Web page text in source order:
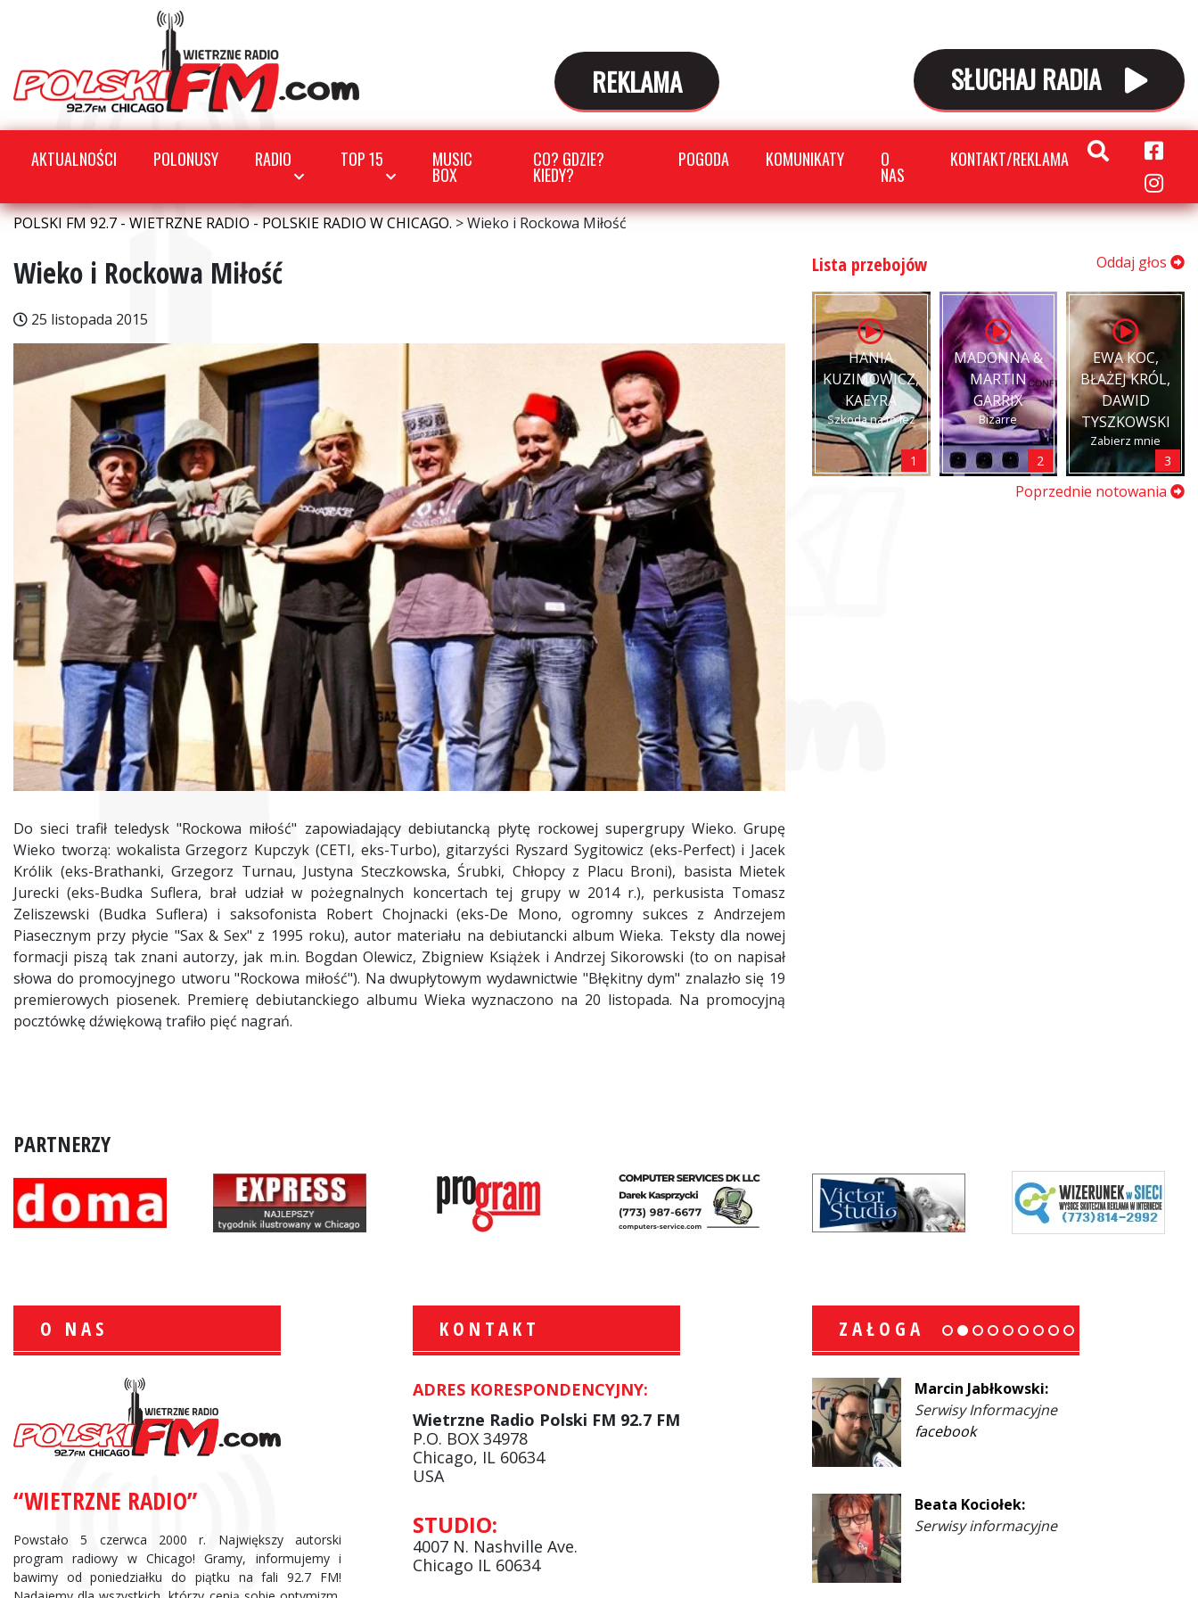
REKLAMA SŁUCHAJ RADIA
AKTUALNOŚCI POLONUSY RADIO TOP 15 MUSIC
BOX
CO? GDZIE?
KIEDY?
POGODA KOMUNIKATY O
NAS
KONTAKT/REKLAMA
POLSKI FM 92.7 - WIETRZNE RADIO - POLSKIE RADIO W CHICAGO.>Wieko i Rockowa Miłość
Wieko i Rockowa Miłość
25 listopada 2015
Do sieci trafił teledysk "Rockowa miłość" zapowiadający debiutancką płytę rockowej supergrupy Wieko. Grupę
Wieko tworzą: wokalista Grzegorz Kupczyk (CETI, eks-Turbo), gitarzyści Ryszard Sygitowicz (eks-Perfect) i Jacek
Królik (eks-Brathanki, Grzegorz Turnau, Justyna Steczkowska, Śrubki, Chłopcy z Placu Broni), basista Mietek
Jurecki (eks-Budka Suflera, brał udział w pożegnalnych koncertach tej grupy w 2014 r.), perkusista Tomasz
Zeliszewski (Budka Suflera) i saksofonista Robert Chojnacki (eks-De Mono, ogromny sukces z Andrzejem
Piasecznym przy płycie "Sax & Sex" z 1995 roku), autor materiału na debiutancki album Wieka. Teksty dla nowej
formacji piszą tak znani autorzy, jak m.in. Bogdan Olewicz, Zbigniew Książek i Andrzej Sikorowski (to on napisał
słowa do promocyjnego utworu "Rockowa miłość"). Na dwupłytowym wydawnictwie "Błękitny dym" znalazło się 19
premierowych piosenek. Premierę debiutanckiego albumu Wieka wyznaczono na 20 listopada. Na promocyjną
pocztówkę dźwiękową trafiło pięć nagrań.
Lista przebojów Oddaj głos
HANIA
KUZIMOWICZ,
KAEYRA
Szkoda na to łez
1
MADONNA &
MARTIN
GARRIX
Bizarre
2
EWA KOC,
BŁAŻEJ KRÓL,
DAWID
TYSZKOWSKI
Zabierz mnie
3
Poprzednie notowania
PARTNERZY
O NAS
“WIETRZNE RADIO”
Powstało 5 czerwca 2000 r. Największy autorski
program radiowy w Chicago! Gramy, informujemy i
bawimy od poniedziałku do piątku na fali 92.7 FM!
KONTAKT
ADRES KORESPONDENCYJNY:
Wietrzne Radio Polski FM 92.7 FM
P.O. BOX 34978
Chicago, IL 60634
USA
STUDIO:
4007 N. Nashville Ave.
Chicago IL 60634
ZAŁOGA
Informacje Giełdowe
Krzysztof Wawer:
Komentator
facebook
Marcin Jabłkowski:
Serwisy Informacyjne
facebook
Beata Kociołek:
Serwisy informacyjne